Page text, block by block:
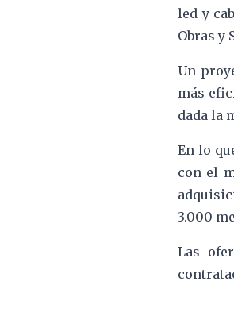
led y
Obras y
Un
más
dada la
En lo
con el
3.000
Las